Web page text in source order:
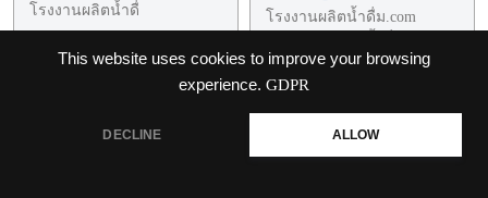
This website uses cookies to improve your browsing
experience. GDPR
DECLINE ALLOW
โรงงานผลิตน้ำดื่
โรงงานผลิตน้ำดื่ม.com
โรงงานรับผลิตน้ำดื่
รับผลิตน้ำดื่มสาทร
ร้านผลิตน้ำดื่ม